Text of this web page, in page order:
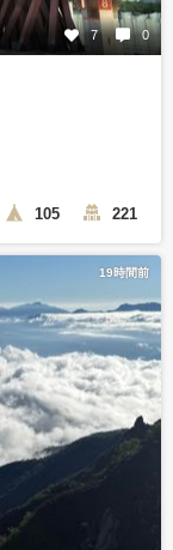
7 0
105 221
19時間前